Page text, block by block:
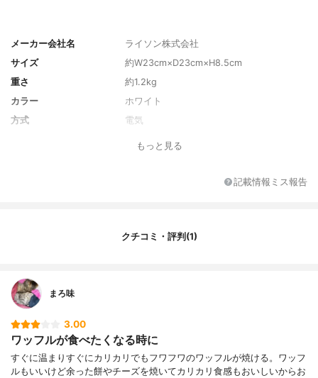
メーカー会社名
ライソン株式会社
サイズ
約W23cm×D23cm×H8.5cm
重さ
約1.2kg
カラー
ホワイト
方式
電気
もっと見る
記載情報ミス報告
クチコミ・評判(1)
まろ味
3.00
ワッフルが食べたくなる時に
すぐに温まりすぐにカリカリでもフワフワのワッフルが焼ける。ワッフ
ルもいいけど余った餅やチーズを焼いてカリカリ食感もおいしいからお